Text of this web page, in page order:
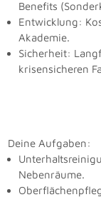
Benefits
Entwicklung:
Akademie.
Sicherheit:
krisensicheren
Deine Aufgaben:
Nebenräume.